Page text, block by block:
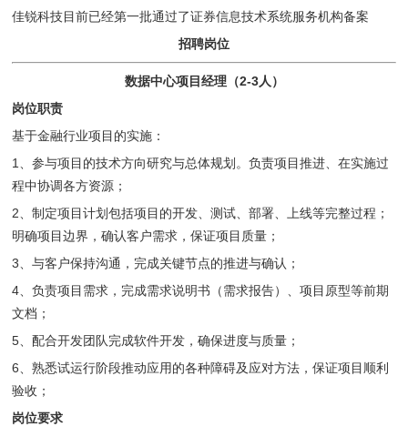
佳锐科技目前已经第一批通过了证券信息技术系统服务机构备案
招聘岗位
数据中心项目经理（2-3人）
岗位职责
基于金融行业项目的实施：
1、参与项目的技术方向研究与总体规划。负责项目推进、在实施过
程中协调各方资源；
2、制定项目计划包括项目的开发、测试、部署、上线等完整过程；
明确项目边界，确认客户需求，保证项目质量；
3、与客户保持沟通，完成关键节点的推进与确认；
4、负责项目需求，完成需求说明书（需求报告）、项目原型等前期
文档；
5、配合开发团队完成软件开发，确保进度与质量；
6、熟悉试运行阶段推动应用的各种障碍及应对方法，保证项目顺利
验收；
岗位要求